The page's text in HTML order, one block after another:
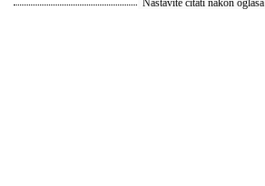
Nastavite čitati nakon oglasa